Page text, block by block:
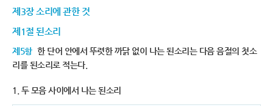
제3장 소리에 관한 것
제1절 된소리
제5항 한 단어 안에서 뚜렷한 까닭 없이 나는 된소리는 다음 음절의 첫소
리를 된소리로 적는다.
1. 두 모음 사이에서 나는 된소리